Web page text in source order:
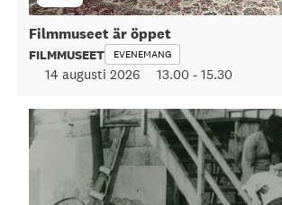
Filmmuseet är öppet
FILMMUSEET EVENEMANG
14 augusti 2026 13.00 -15.30